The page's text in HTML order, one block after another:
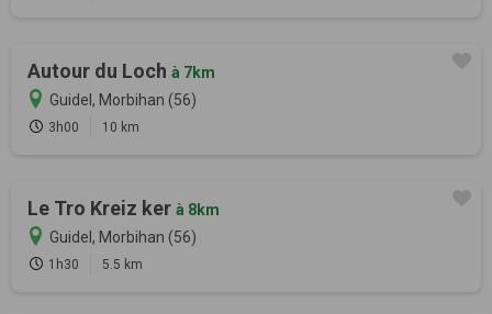
Autour du Loch à 7km
Guidel, Morbihan (56)
3h00 10 km
Le Tro Kreiz ker à 8km
Guidel, Morbihan (56)
1h30 5.5 km